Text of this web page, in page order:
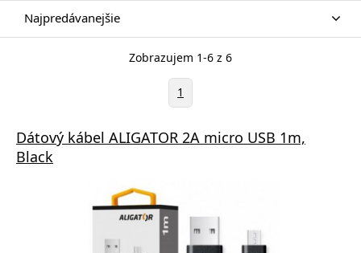
Najpredávanejšie
Zobrazujem 1-6 z 6
1
Dátový kábel ALIGATOR 2A micro USB 1m,
Black